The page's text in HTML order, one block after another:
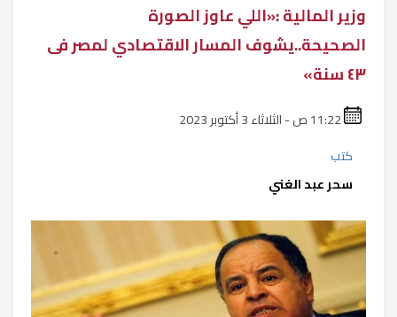
وزير المالية :«اللي عاوز الصورة
الصحيحة..يشوف المسار الاقتصادي لمصر فى
٤٣ سنة»
كتب
سحر عبد الغني